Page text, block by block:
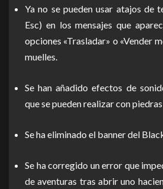
Ya no se pueden usar atajos de
Esc) en los mensajes que
opciones «Trasladar» o «Vender
muelles.
Se han añadido efectos de
que se pueden realizar con
Se ha eliminado el banner del
Se ha corregido un error que
de aventuras tras abrir uno